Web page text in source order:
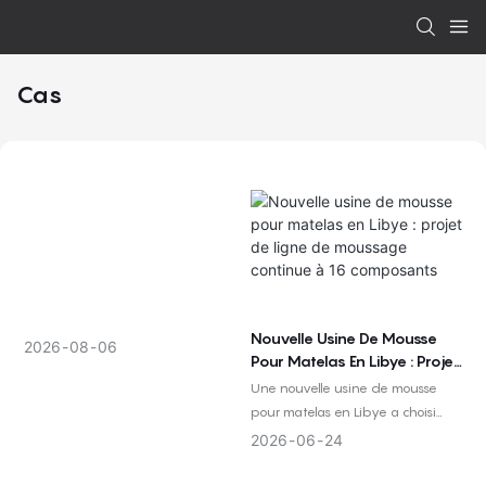
Cas
2026 08 06
Nouvelle Usine De Mousse
Pour Matelas En Libye : Projet
De Ligne De Moussage
Continue À 16 Composants
Une nouvelle usine de mousse
pour matelas en Libye a choisi
une ligne de moussage continu à
2026 06 24